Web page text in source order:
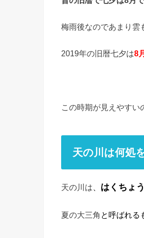
梅雨後なのであまり雲
2019年の旧暦七夕は8
この時期が見えやすい
天の川は何処
天の川は はくちょ
夏の大三角 と呼ばれる